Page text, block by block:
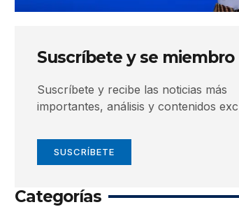
Suscríbete y se miembro
Suscríbete y recibe las noticias más
importantes, análisis y contenidos
SUSCRÍBETE
Categorías